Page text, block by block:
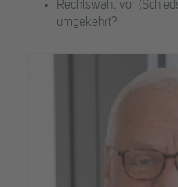
Rechtswahl vor
umgekehrt?